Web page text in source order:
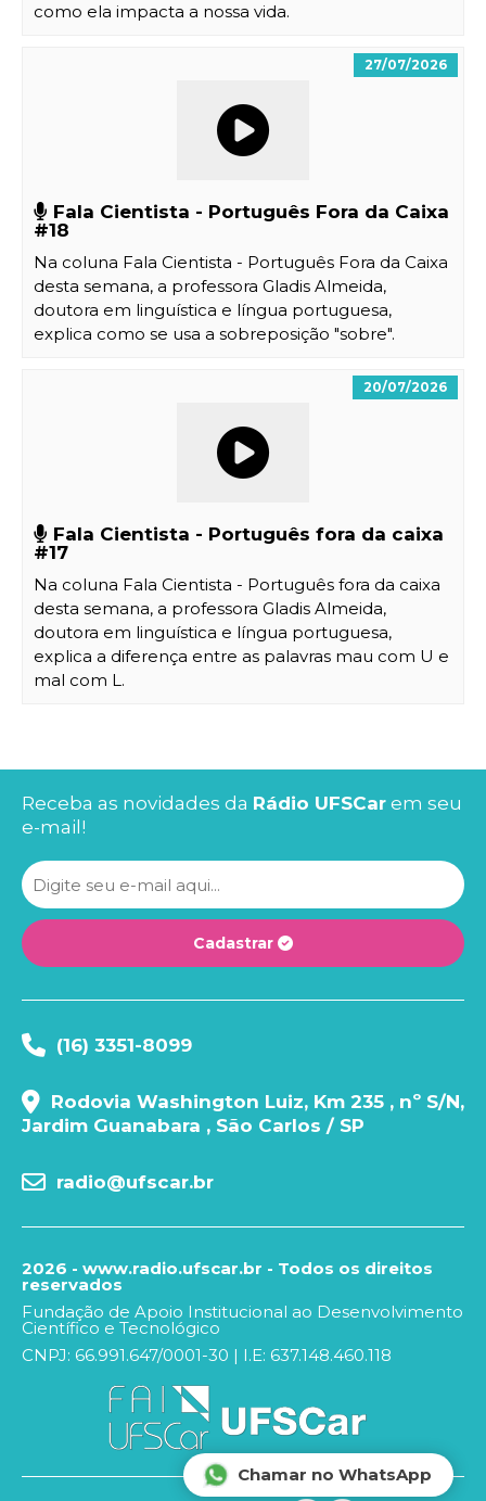
como ela impacta a nossa vida.
Fala Cientista - Português Fora da Caixa
#18
27/07/2026
Na coluna Fala Cientista - Português Fora da Caixa
desta semana, a professora Gladis Almeida,
doutora em linguística e língua portuguesa,
explica como se usa a sobreposição "sobre".
Fala Cientista - Português fora da caixa
#17
20/07/2026
Na coluna Fala Cientista - Português fora da caixa
desta semana, a professora Gladis Almeida,
doutora em linguística e língua portuguesa,
explica a diferença entre as palavras mau com U e
mal com L.
Chamar no WhatsApp
Receba as novidades da Rádio UFSCar em seu
e-mail!
Cadastrar
(16) 3351-8099
Rodovia Washington Luiz, Km 235 , nº S/N,
Jardim Guanabara , São Carlos / SP
radio@ufscar.br
2026 - www.radio.ufscar.br - Todos os direitos
reservados
Fundação de Apoio Institucional ao Desenvolvimento
Científico e Tecnológico
CNPJ: 66.991.647/0001-30 | I.E: 637.148.460.118